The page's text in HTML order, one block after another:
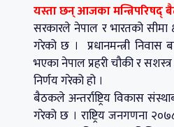
यस्ता छन् आजका मन्त्रिपरिषद्
सरकारले नेपाल र भारतको सीमा
गरेको छ । प्रधानमन्त्री निवास
भएका नेपाल प्रहरी चौकी र
निर्णय गरेको हो ।
बैठकले अन्तर्राष्ट्रिय विकास
गरेको छ । राष्ट्रिय जनगणना